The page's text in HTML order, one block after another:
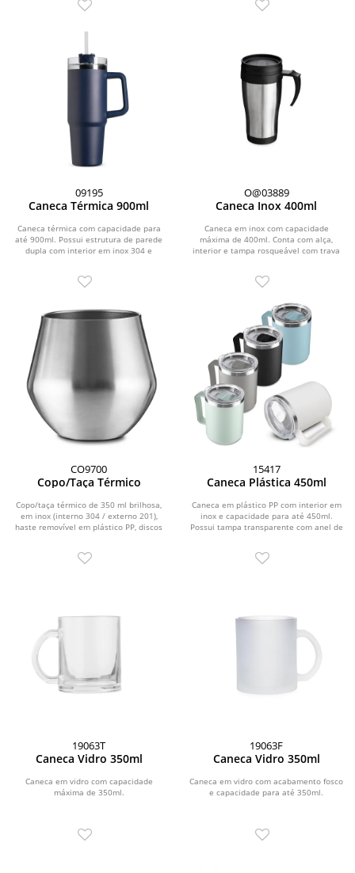
09195
Caneca Térmica 900ml
Caneca térmica com capacidade para
até 900ml. Possui estrutura de parede
dupla com interior em inox 304 e
O@03889
Caneca Inox 400ml
Caneca em inox com capacidade
máxima de 400ml. Conta com alça,
interior e tampa rosqueável com trava
CO9700
Copo/Taça Térmico
Copo/taça térmico de 350 ml brilhosa,
em inox (interno 304 / externo 201),
haste removível em plástico PP, discos
15417
Caneca Plástica 450ml
Caneca em plástico PP com interior em
inox e capacidade para até 450ml.
Possui tampa transparente com anel de
19063T
Caneca Vidro 350ml
Caneca em vidro com capacidade
máxima de 350ml.
19063F
Caneca Vidro 350ml
Caneca em vidro com acabamento fosco
e capacidade para até 350ml.